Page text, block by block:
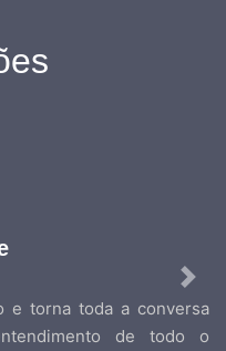
e torna toda a conversa
de todo o
Next